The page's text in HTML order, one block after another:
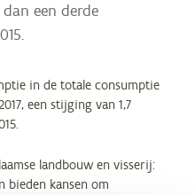
een derde
in de totale consumptie
een stijging van 1,7
landbouw en visserij:
bieden kansen om